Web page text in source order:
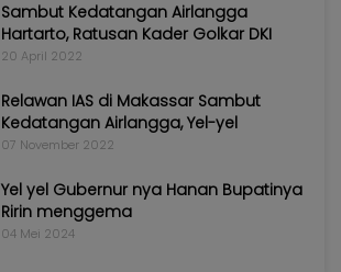
Sambut Kedatangan Airlangga
Hartarto, Ratusan Kader Golkar DKI
20 April 2022
Relawan IAS di Makassar Sambut
Kedatangan Airlangga, Yel-yel
07 November 2022
Yel yel Gubernur nya Hanan Bupatinya
Ririn menggema
04 Mei 2024